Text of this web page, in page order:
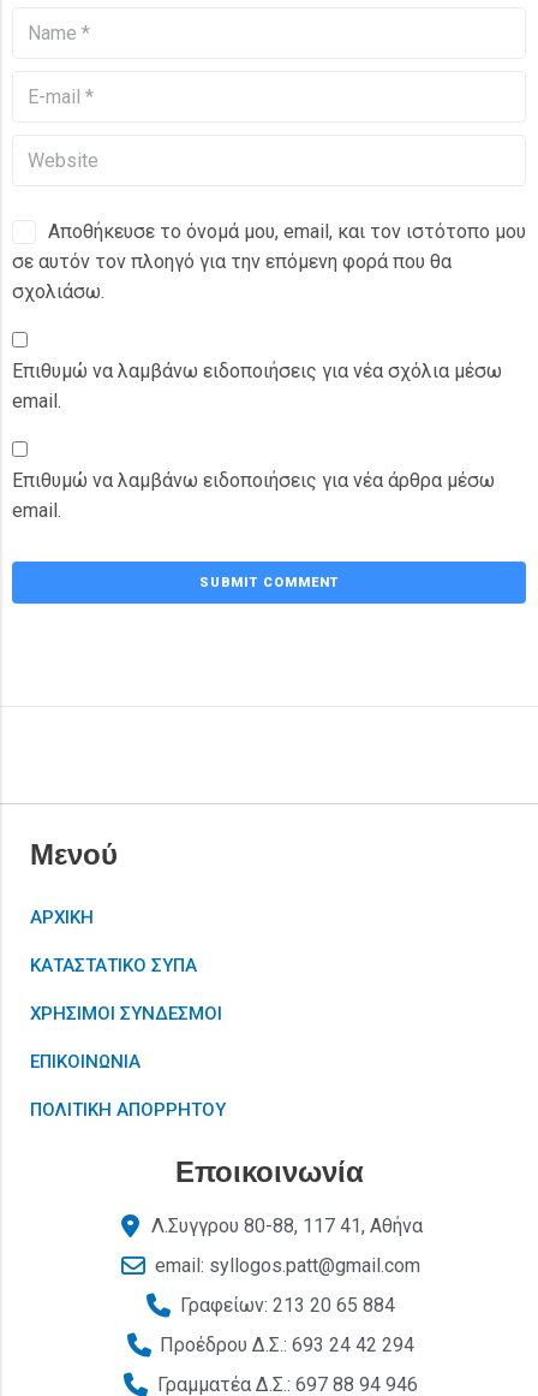
Αποθήκευσε το όνομά μου, email, και τον ιστότοπο μου
σε αυτόν τον πλοηγό για την επόμενη φορά που θα
σχολιάσω.
Επιθυμώ να λαμβάνω ειδοποιήσεις για νέα σχόλια μέσω
email.
Επιθυμώ να λαμβάνω ειδοποιήσεις για νέα άρθρα μέσω
email.
Μενού
ΑΡΧΙΚΗ
ΚΑΤΑΣΤΑΤΙΚΟ ΣΥΠΑ
ΧΡΗΣΙΜΟΙ ΣΥΝΔΕΣΜΟΙ
ΕΠΙΚΟΙΝΩΝΙΑ
ΠΟΛΙΤΙΚΗ ΑΠΟΡΡΗΤΟΥ
Εποικοινωνία
Λ.Συγγρου 80-88, 117 41, Αθήνα
email: syllogos.patt@gmail.com
Γραφείων: 213 20 65 884
Προέδρου Δ.Σ.: 693 24 42 294
Γραμματέα Δ.Σ.: 697 88 94 946